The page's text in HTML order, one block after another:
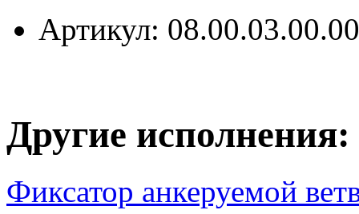
Артикул:
Другие исполнения:
Фиксатор анкеруемой